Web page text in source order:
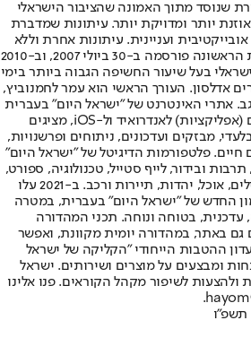
שנוסד מתוך האמונה שהציבור הישראלי
יותר ומדויקת יותר. עיתונות שמדברת
ועניינית. עיתונות אחרת וללא
תשלום. המהדורה המודפסת הראשונה פורסמה ב-30 ביולי 2007, וב-2010
בעל שיעור החשיפה הגבוה ביותר בימי
אדלסון. העורך הראשי הוא עמר לחמנוביץ,
אתרי האינטרנט של "ישראל היום" בעברית
ובאנגלית, כמו כן היישומונים (אפליקציות) לאנדרואיד ול-iOS, מציגים
מבזקים ועדכונים, ניתוחים ופרשנויות,
חיים. פלטפורמות הדיגיטל של "ישראל היום"
ובידור, לייף סטייל, טכנולוגיה, ספורט,
כלכלה וצרכנות, בריאות, חיילים, אוכל, יהדות, תיירות ורכב. ב-2021 עלו
החדש של "ישראל היום" בעברית, במטרה
עדכנית, בטוחה ונוחה. תכני המהדורה
גם באתר, במהדורה יומית מקוונת, ואפשר
ההטבות הייחודי "הקליקה של ישראל
ומבצעים על מוצרים ושירותים. ישראל
ולהצעות לשיפור מקהל הקוראים. פנו אלינו
תשפ"ו